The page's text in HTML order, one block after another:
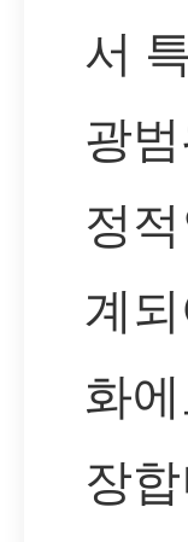
서
광
정
계
화
장